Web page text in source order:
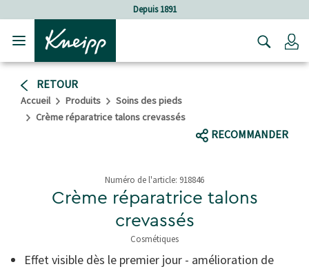
Sauter au contenu du pied de page
Depuis 1891
RETOUR
Accueil Produits
Soins des pieds
Crème réparatrice talons crevassés
RECOMMANDER
Numéro de l'article: 918846
Crème réparatrice talons
crevassés
Cosmétiques
3,5 de 5 étoiles
Effet visible dès le premier jour - amélioration de